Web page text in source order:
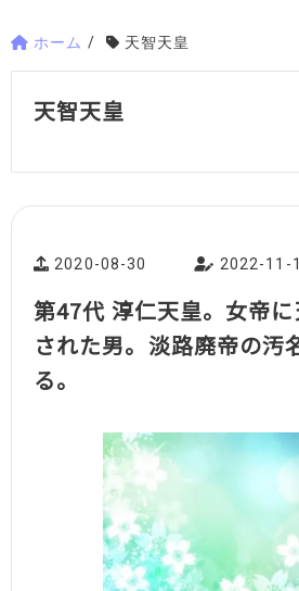
ホーム / 天智天皇
天智天皇
2020-08-30 2022-11-
第47代 淳仁天皇。女帝
された男。淡路廃帝の汚
る。